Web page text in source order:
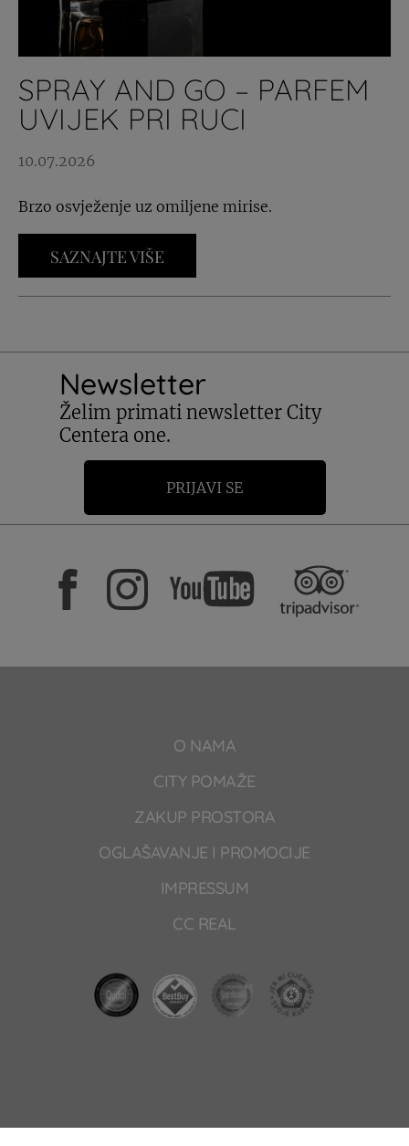
SPRAY AND GO – PARFEM
UVIJEK PRI RUCI
10.07.2026
Brzo osvježenje uz omiljene mirise.
SAZNAJTE VIŠE
Newsletter
Želim primati newsletter City
Centera one.
PRIJAVI SE
O NAMA
CITY POMAŽE
ZAKUP PROSTORA
OGLAŠAVANJE I PROMOCIJE
IMPRESSUM
CC REAL